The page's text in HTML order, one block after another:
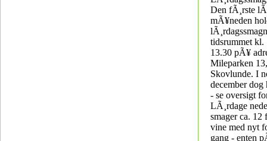
Den fÃ¸rste
mÃ¥neden
tidsrummet
13.30 pÃ¥
Mileparken
Skovlunde. I
december dog
- se oversigt
LÃ¸rdage
smager ca. 12
vine med nyt
gang - enten